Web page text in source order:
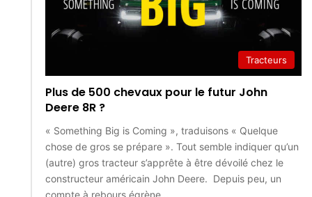
Tracteurs
Plus de 500 chevaux pour le futur John
Deere 8R ?
« Something Big is Coming », traduisons « Quelque
chose de gros se prépare ». Tout semble indiquer qu’un
(autre) gros tracteur s’apprête à être dévoilé chez le
constructeur américain John Deere. Depuis peu, un
compte à rebours égrène…